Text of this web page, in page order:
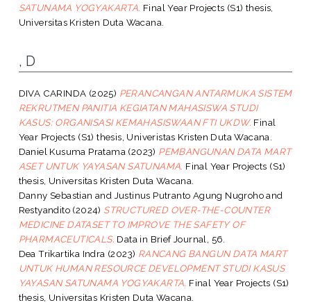
SATUNAMA YOGYAKARTA. Final Year Projects (S1) thesis,
Universitas Kristen Duta Wacana.
, D
DIVA CARINDA (2025) PERANCANGAN ANTARMUKA SISTEM
REKRUTMEN PANITIA KEGIATAN MAHASISWA STUDI
KASUS: ORGANISASI KEMAHASISWAAN FTI UKDW. Final
Year Projects (S1) thesis, Univeristas Kristen Duta Wacana.
Daniel Kusuma Pratama (2023) PEMBANGUNAN DATA MART
ASET UNTUK YAYASAN SATUNAMA. Final Year Projects (S1)
thesis, Universitas Kristen Duta Wacana.
Danny Sebastian and Justinus Putranto Agung Nugrohoand
Restyandito (2024) STRUCTURED OVER-THE-COUNTER
MEDICINE DATASET TO IMPROVE THE SAFETY OF
PHARMACEUTICALS. Data in Brief Journal, 56.
Dea Trikartika Indra (2023) RANCANG BANGUN DATA MART
UNTUK HUMAN RESOURCE DEVELOPMENT STUDI KASUS
YAYASAN SATUNAMA YOGYAKARTA. Final Year Projects (S1)
thesis, Universitas Kristen Duta Wacana.